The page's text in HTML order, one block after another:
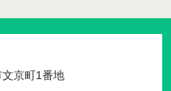
京町1番地